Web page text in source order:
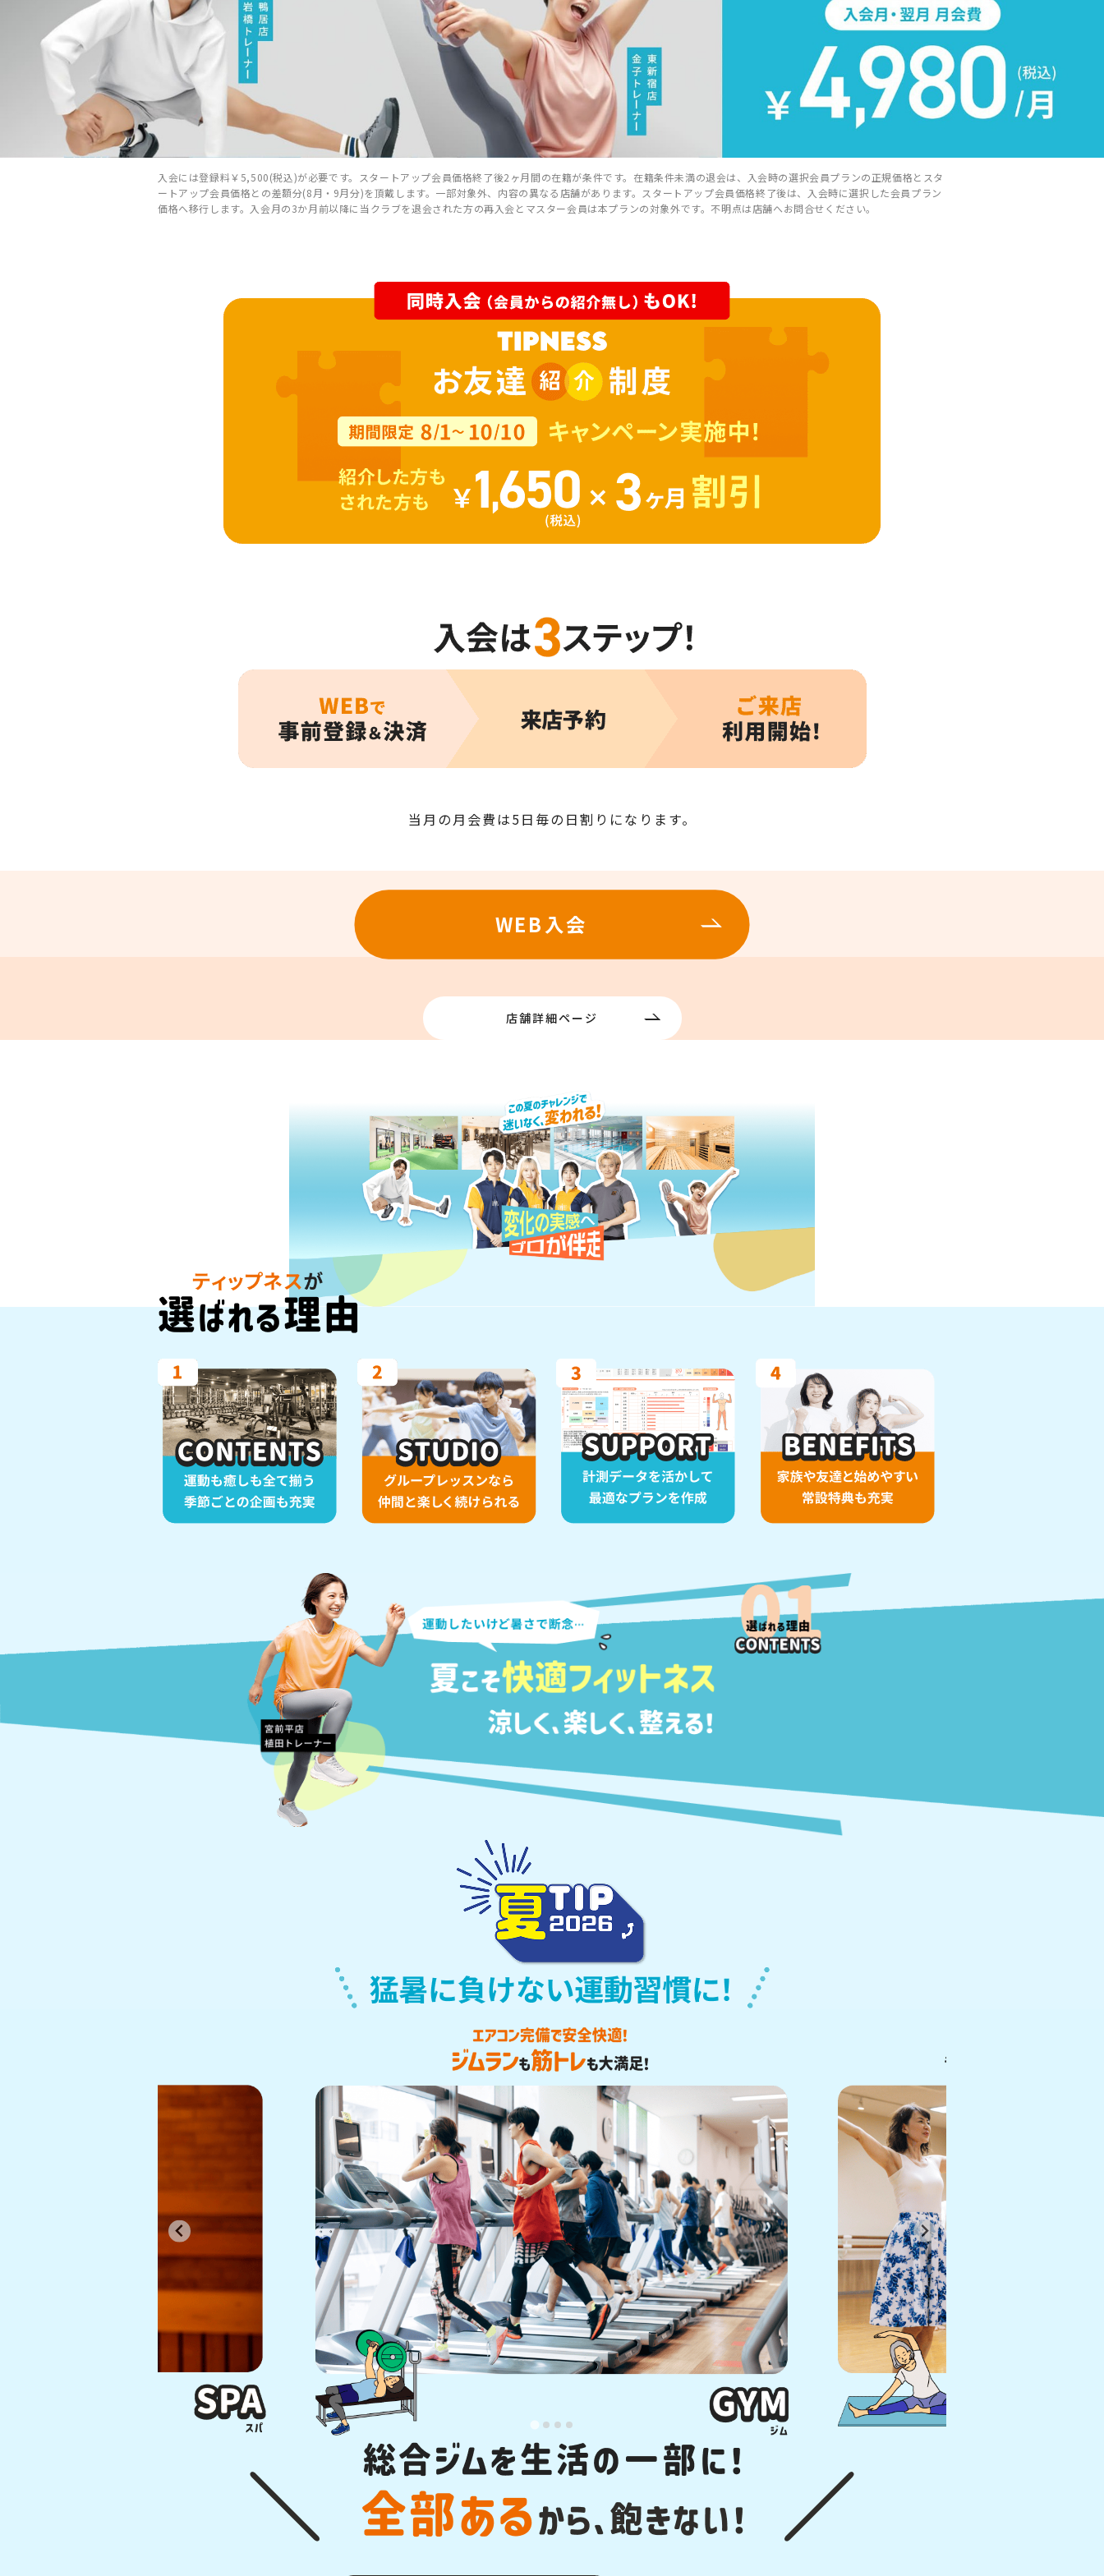
入会には登録料￥5,500(税込)が必要です。スタートアップ会員価格終了後2ヶ月間の在籍が条件です。在籍条件未満の退会は、入会時の選択会員プランの正規価格とスタ
ートアップ会員価格との差額分(8月・9月分)を頂戴します。一部対象外、内容の異なる店舗があります。スタートアップ会員価格終了後は、入会時に選択した会員プラン
価格へ移行します。入会月の3か月前以降に当クラブを退会された方の再入会とマスター会員は本プランの対象外です。不明点は店舗へお問合せください。
当月の月会費は5日毎の日割りになります。
店舗詳細ページ